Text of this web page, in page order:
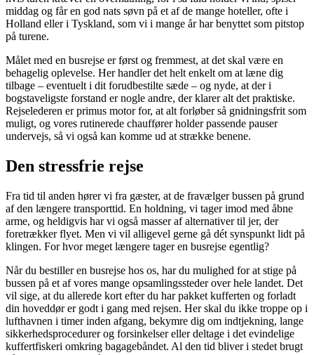
middag og får en god nats søvn på et af de mange hoteller, ofte i
Holland eller i Tyskland, som vi i mange år har benyttet som pitstop
på turene.
Målet med en busrejse er først og fremmest, at det skal være en
behagelig oplevelse. Her handler det helt enkelt om at læne dig
tilbage – eventuelt i dit forudbestilte sæde – og nyde, at der i
bogstaveligste forstand er nogle andre, der klarer alt det praktiske.
Rejselederen er primus motor for, at alt forløber så gnidningsfrit som
muligt, og vores rutinerede chauffører holder passende pauser
undervejs, så vi også kan komme ud at strække benene.
Den stressfrie rejse
Fra tid til anden hører vi fra gæster, at de fravælger bussen på grund
af den længere transporttid. En holdning, vi tager imod med åbne
arme, og heldigvis har vi også masser af alternativer til jer, der
foretrækker flyet. Men vi vil alligevel gerne gå dét synspunkt lidt på
klingen. For hvor meget længere tager en busrejse egentlig?
Når du bestiller en busrejse hos os, har du mulighed for at stige på
bussen på et af vores mange opsamlingssteder over hele landet. Det
vil sige, at du allerede kort efter du har pakket kufferten og forladt
din hoveddør er godt i gang med rejsen. Her skal du ikke troppe op i
lufthavnen i timer inden afgang, bekymre dig om indtjekning, lange
sikkerhedsprocedurer og forsinkelser eller deltage i det evindelige
kuffertfiskeri omkring bagagebåndet. Al den tid bliver i stedet brugt